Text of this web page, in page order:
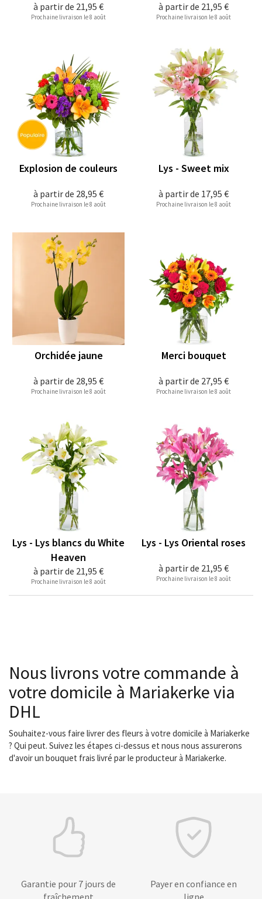
à partir de 21,95 €
Prochaine livraison le 8 août
à partir de 21,95 €
Prochaine livraison le 8 août
à partir de 28,95 €
Explosion de couleurs
Prochaine livraison le 8 août
à partir de 17,95 €
Lys - Sweet mix
Prochaine livraison le 8 août
à partir de 28,95 €
Orchidée jaune
Prochaine livraison le 8 août
à partir de 27,95 €
Merci bouquet
Prochaine livraison le 8 août
à partir de 21,95 €
Lys - Lys blancs du White
Heaven
Prochaine livraison le 8 août
à partir de 21,95 €
Lys - Lys Oriental roses
Prochaine livraison le 8 août
Nous livrons votre commande à
votre domicile à Mariakerke via
DHL
Souhaitez-vous faire livrer des fleurs à votre domicile à Mariakerke
? Qui peut. Suivez les étapes ci-dessus et nous nous assurerons
d'avoir un bouquet frais livré par le producteur à Mariakerke.
Garantie pour 7 jours de
fraîchement
Payer en confiance en
ligne